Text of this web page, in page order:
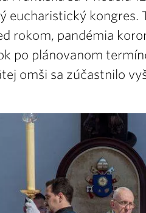
eucharistický kongres.
rokom, pandémia
po plánovanom
omši sa zúčastnilo